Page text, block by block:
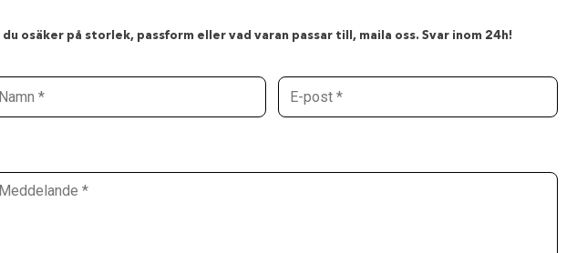
du osäker på storlek, passform eller vad varan passar till, maila oss. Svar inom 24h!